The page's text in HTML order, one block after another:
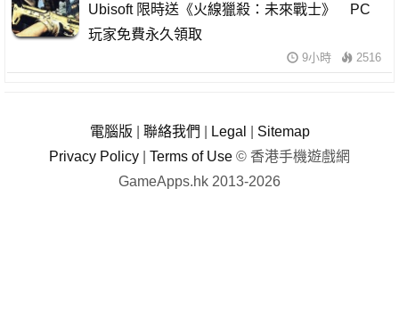
Ubisoft 限時送《火線獵殺：未來戰士》 PC
玩家免費永久領取
9小時 2516
電腦版 聯絡我們 Legal
Sitemap
Privacy Policy
Terms of Use © 香港手機遊戲網
GameApps.hk 2013-2026